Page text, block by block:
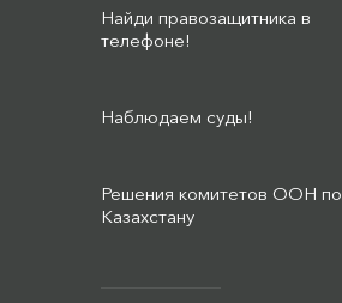
Найди правозащитника в
телефоне!
Наблюдаем суды!
Решения комитетов ООН по
Казахстану